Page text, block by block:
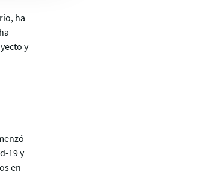
ha
y
19 y
en